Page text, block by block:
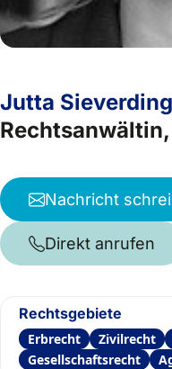
Jutta
Nachricht
Direkt anrufen
Rechtsgebiete
Erbrecht Zivilrecht
Gesellschaftsrecht